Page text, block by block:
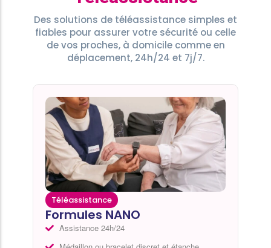
Des solutions de téléassistance simples et
fiables pour assurer votre sécurité ou celle
de vos proches, à domicile comme en
déplacement, 24h/24 et 7j/7.
Téléassistance
Formules NANO
Assistance 24h/24